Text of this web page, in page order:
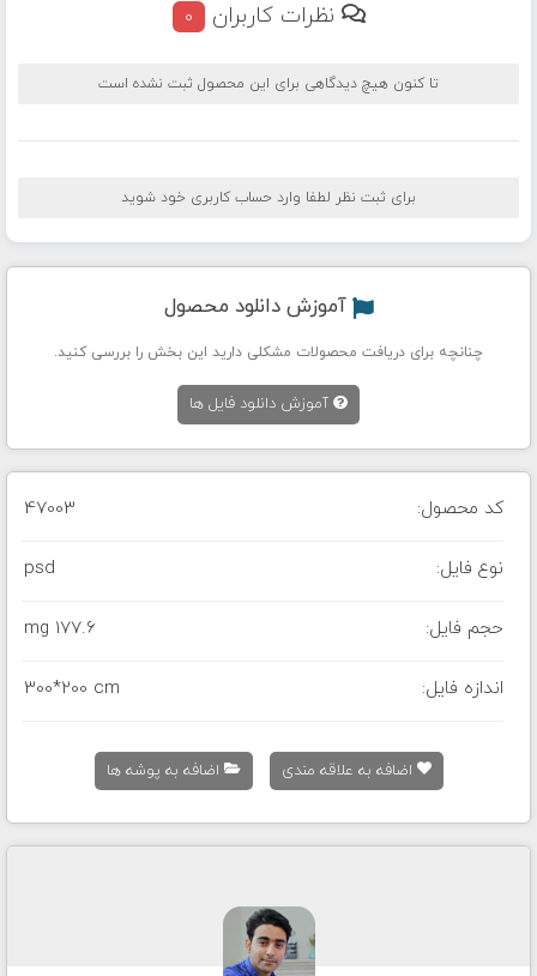
نظرات کاربران 0
تا کنون هیچ دیدگاهی برای این محصول ثبت نشده است
برای ثبت نظر لطفا وارد حساب کاربری خود شوید
آموزش دانلود محصول
چنانچه برای دریافت محصولات مشکلی دارید این بخش را بررسی کنید.
آموزش دانلود فایل ها
کد محصول: 47003
نوع فایل: psd
حجم فایل: 177.6 mg
اندازه فایل: 300*200 cm
اضافه به علاقه مندی اضافه به پوشه ها